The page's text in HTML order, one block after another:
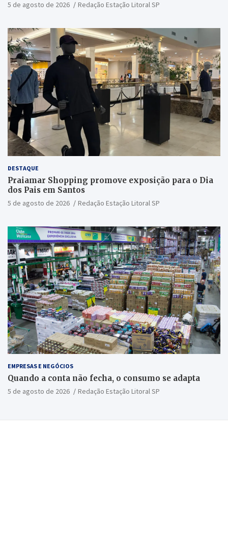
5 de agosto de 2026 Redação Estação Litoral SP
DESTAQUE
Praiamar Shopping promove exposição para o Dia
dos Pais em Santos
5 de agosto de 2026 Redação Estação Litoral SP
EMPRESAS E NEGÓCIOS
Quando a conta não fecha, o consumo se adapta
5 de agosto de 2026 Redação Estação Litoral SP